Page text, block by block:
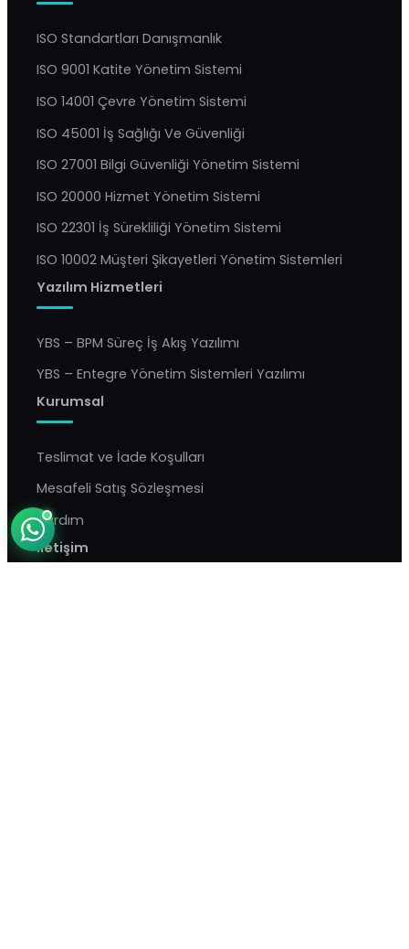
ISO Standartları Danışmanlık
ISO 9001 Katite Yönetim Sistemi
ISO 14001 Çevre Yönetim Sistemi
ISO 45001 İş Sağlığı Ve Güvenliği
ISO 27001 Bilgi Güvenliği Yönetim Sistemi
ISO 20000 Hizmet Yönetim Sistemi
ISO 22301 İş Sürekliliği Yönetim Sistemi
ISO 10002 Müşteri Şikayetleri Yönetim Sistemleri
Yazılım Hizmetleri
YBS – BPM Süreç İş Akış Yazılımı
YBS – Entegre Yönetim Sistemleri Yazılımı
Kurumsal
Teslimat ve İade Koşulları
Mesafeli Satış Sözleşmesi
Yardım
İletişim
Genellikle birkaç dakika içinde yanıtlıyoruz